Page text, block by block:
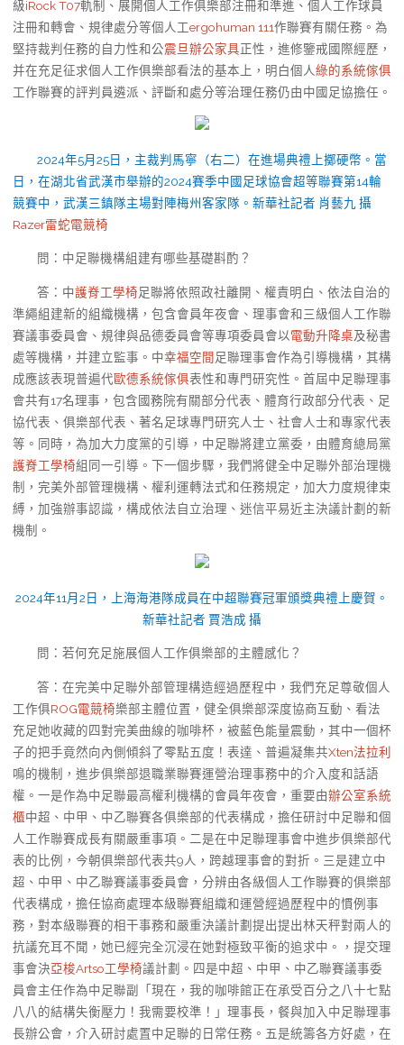
級iRock T07軌制、展開個人工作俱樂部注冊和準進、個人工作球員
注冊和轉會、規律處分等個人工ergohuman 111作聯賽有關任務。為
堅持裁判任務的自力性和公震旦辦公家具正性，進修鑒戒國際經歷，
并在充足征求個人工作俱樂部看法的基本上，明白個人綠的系統傢俱
工作聯賽的評判員遴派、評斷和處分等治理任務仍由中國足協擔任。
2024年5月25日，主裁判馬寧（右二）在進場典禮上擲硬幣。當
日，在湖北省武漢市舉辦的2024賽季中國足球協會超等聯賽第14輪
競賽中，武漢三鎮隊主場對陣梅州客家隊。新華社記者 肖藝九 攝
Razer雷蛇電競椅
問：中足聯機構組建有哪些基礎斟酌？
答：中護脊工學椅足聯將依照政社離開、權責明白、依法自治的
準繩組建新的組織機構，包含會員年夜會、理事會和三級個人工作聯
賽議事委員會、規律與品德委員會等專項委員會以電動升降桌及秘書
處等機構，并建立監事。中幸福空間足聯理事會作為引導機構，其構
成應該表現普遍代歐德系統傢俱表性和專門研究性。首屆中足聯理事
會共有17名理事，包含國務院有關部分代表、體育行政部分代表、足
協代表、俱樂部代表、著名足球專門研究人士、社會人士和專家代表
等。同時，為加大力度黨的引導，中足聯將建立黨委，由體育總局黨
護脊工學椅組同一引導。下一個步驟，我們將健全中足聯外部治理機
制，完美外部管理機構、權利運轉法式和任務規定，加大力度規律束
縛，加強辦事認識，構成依法自立治理、迷信平易近主決議計劃的新
機制。
2024年11月2日，上海海港隊成員在中超聯賽冠軍頒獎典禮上慶賀。
新華社記者 賈浩成 攝
問：若何充足施展個人工作俱樂部的主體感化？
答：在完美中足聯外部管理構造經過歷程中，我們充足尊敬個人
工作俱ROG電競椅樂部主體位置，健全俱樂部深度協商互動、看法
充足她收藏的四對完美曲線的咖啡杯，被藍色能量震動，其中一個杯
子的把手竟然向內側傾斜了零點五度！表達、普遍凝集共Xten法拉利
鳴的機制，進步俱樂部退職業聯賽運營治理事務中的介入度和話語
權。一是作為中足聯最高權利機構的會員年夜會，重要由辦公室系統
櫃中超、中甲、中乙聯賽各俱樂部的代表構成，擔任研討中足聯和個
人工作聯賽成長有關嚴重事項。二是在中足聯理事會中進步俱樂部代
表的比例，今朝俱樂部代表共9人，跨越理事會的對折。三是建立中
超、中甲、中乙聯賽議事委員會，分辨由各級個人工作聯賽的俱樂部
代表構成，擔任協商處理本級聯賽組織和運營經過歷程中的慣例事
務，對本級聯賽的相干事務和嚴重決議計劃提出提出林天秤對兩人的
抗議充耳不聞，她已經完全沉浸在她對極致平衡的追求中。，提交理
事會決亞梭Artso工學椅議計劃。四是中超、中甲、中乙聯賽議事委
員會主任作為中足聯副「現在，我的咖啡館正在承受百分之八十七點
八八的結構失衡壓力！我需要校準！」理事長，餐與加入中足聯理事
長辦公會，介入研討處置中足聯的日常任務。五是統籌各方好處，在